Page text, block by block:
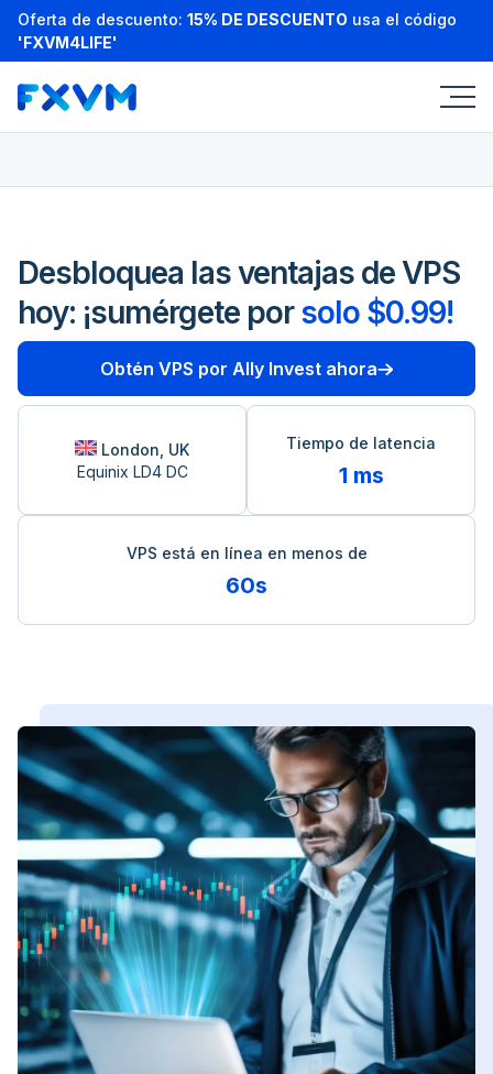
Oferta de descuento: 15% DE DESCUENTO usa el código
'FXVM4LIFE'
Desbloquea las ventajas de VPS
hoy: ¡sumérgete porsolo $0.99!
Obtén VPS por Ally Invest ahora
London, UK
Equinix LD4 DC
Tiempo de latencia
1 ms
VPS está en línea en menos de
60s